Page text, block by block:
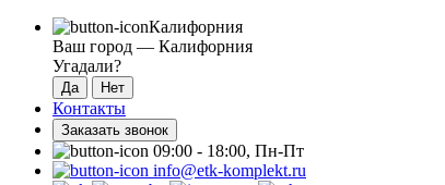
Калифорния
Ваш город — Калифорния
Угадали?
Контакты
Заказать звонок
09:00 - 18:00, Пн-Пт
info@etk-komplekt.ru